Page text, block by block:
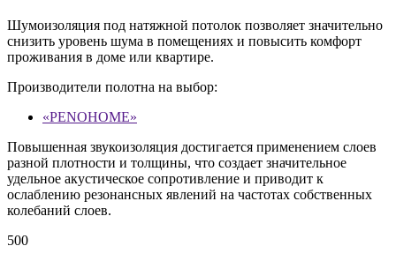
Шумоизоляция под натяжной потолок позволяет значительно
снизить уровень шума в помещениях и повысить комфорт
проживания в доме или квартире.
Производители полотна на выбор:
«PENOHOME»
Повышенная звукоизоляция достигается применением слоев
разной плотности и толщины, что создает значительное
удельное акустическое сопротивление и приводит к
ослаблению резонансных явлений на частотах собственных
колебаний слоев.
500